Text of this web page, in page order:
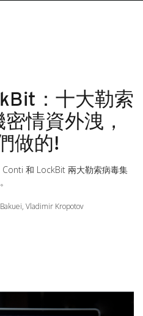
：十大勒索
情資外洩，
做的!
和 LockBit 兩大勒索病毒集
Vladimir Kropotov